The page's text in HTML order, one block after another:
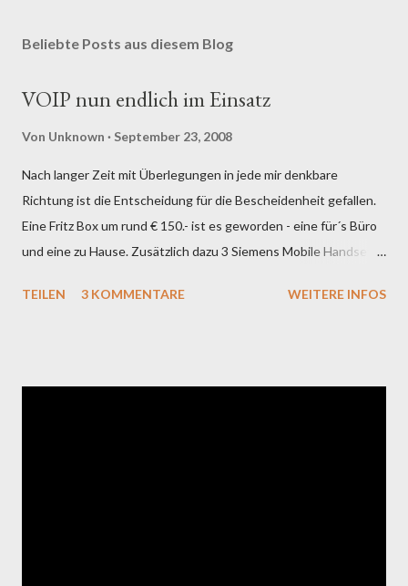
Beliebte Posts aus diesem Blog
VOIP nun endlich im Einsatz
Von Unknown September 23, 2008
Nach langer Zeit mit Überlegungen in jede mir denkbare
Richtung ist die Entscheidung für die Bescheidenheit gefallen.
Eine Fritz Box um rund € 150.- ist es geworden - eine für´s Büro
und eine zu Hause. Zusätzlich dazu 3 Siemens Mobile Handsets
Mobiltelefonnummer. Der Übergang zu anderen SIP Anbietern
TEILEN 3 KOMMENTARE WEITERE INFOS